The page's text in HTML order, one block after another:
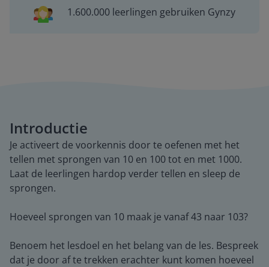
1.600.000 leerlingen gebruiken Gynzy
Introductie
Je activeert de voorkennis door te oefenen met het
tellen met sprongen van 10 en 100 tot en met 1000.
Laat de leerlingen hardop verder tellen en sleep de
sprongen.
Hoeveel sprongen van 10 maak je vanaf 43 naar 103?
Benoem het lesdoel en het belang van de les. Bespreek
dat je door af te trekken erachter kunt komen hoeveel